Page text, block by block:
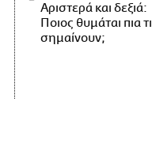
Αριστερά και δεξιά:
Ποιος θυμάται πια τι
σημαίνουν;